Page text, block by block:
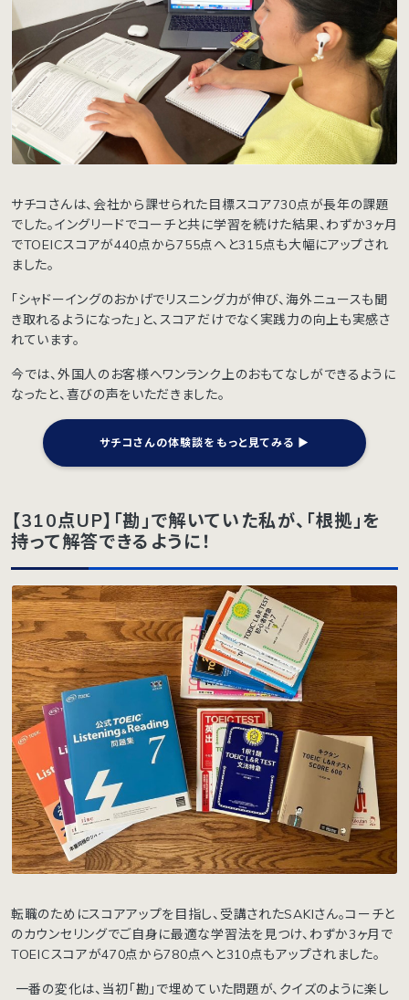
サチコさんは、会社から課せられた目標スコア730点が長年の課題
でした。イングリードでコーチと共に学習を続けた結果、わずか3ヶ月
でTOEICスコアが440点から755点へと315点も大幅にアップされ
ました。
「シャドーイングのおかげでリスニング力が伸び、海外ニュースも聞
き取れるようになった」と、スコアだけでなく実践力の向上も実感さ
れています。
今では、外国人のお客様へワンランク上のおもてなしができるように
なったと、喜びの声をいただきました。
サチコさんの体験談をもっと見てみる ▶︎
【310点UP】「勘」で解いていた私が、「根拠」を
持って解答できるように！
転職のためにスコアアップを目指し、受講されたSAKIさん。コーチと
のカウンセリングでご自身に最適な学習法を見つけ、わずか3ヶ月で
TOEICスコアが470点から780点へと310点もアップされました。
一番の変化は、当初「勘」で埋めていた問題が、クイズのように楽し